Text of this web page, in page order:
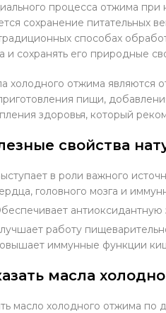
процесса отжима
сохранение питательных
способах
и сохранять его природные
холодного отжима являются
пищи,
здоровья, который
свойства
в роли важного
головного мозга и
работу
иммунные функции
масла
масло холодного отжима по